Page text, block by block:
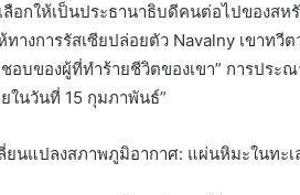
ลือกให้เป็นประธานาธิบดีคนต่อไปของส
ทางการรัสเซียปล่อยตัว Navalny เขาท
บของผู้ที่ทำร้ายชีวิตของเขา” การประ
ในวันที่ 15 กุมภาพันธ์”
ยนแปลงสภาพภูมิอากาศ: แผ่นหิมะในทะ